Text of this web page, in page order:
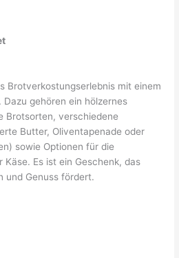
Brotverkostungserlebnis mit einem
gehören ein hölzernes
Brotsorten, verschiedene
Butter, Oliventapenade oder
sowie Optionen für die
Käse. Es ist ein Geschenk, das
und Genuss fördert.